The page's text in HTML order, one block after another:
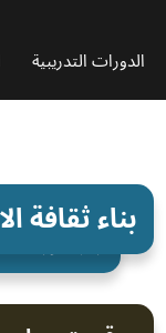
الدورات التدريبية
رمز الدورة : H008
بناء ثقافة